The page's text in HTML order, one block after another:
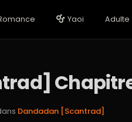
Yaoi Adulte
Dandadan [Scantrad]